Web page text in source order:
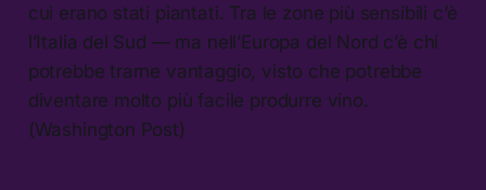
cui erano stati piantati. Tra le zone più sensibili c’è
l’Italia del Sud — ma nell’Europa del Nord c’è chi
potrebbe trarne vantaggio, visto che potrebbe
diventare molto più facile produrre vino.
(Washington Post)